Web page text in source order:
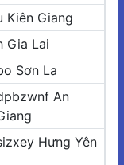
Kiên Giang
Gia Lai
Sơn La
An
Hưng Yên